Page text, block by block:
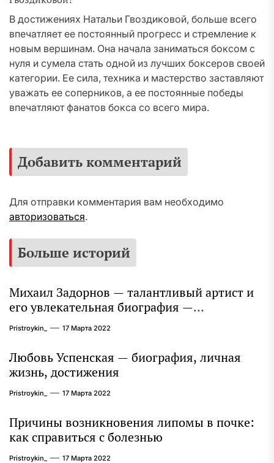
В достижениях Натальи Гвоздиковой, больше всего
впечатляет ее постоянный прогресс и стремление к
новым вершинам. Она начала заниматься боксом с
нуля и сумела стать одной из лучших боксеров своей
категории. Ее сила, техника и мастерство заставляют
уважать ее соперников, а ее постоянные победы
впечатляют фанатов бокса со всего мира.
Добавить комментарий
Для отправки комментария вам необходимо
авторизоваться.
Больше историй
Михаил Задорнов — талантливый артист и
его увлекательная биография —
выдающиеся достижения, известность и
интересные факты из личной жизни!
Pristroykin_ 17 Марта 2022
Любовь Успенская — биография, личная
жизнь, достижения
Pristroykin_ 17 Марта 2022
Причины возникновения липомы в почке:
как справиться с болезнью
Pristroykin_ 17 Марта 2022